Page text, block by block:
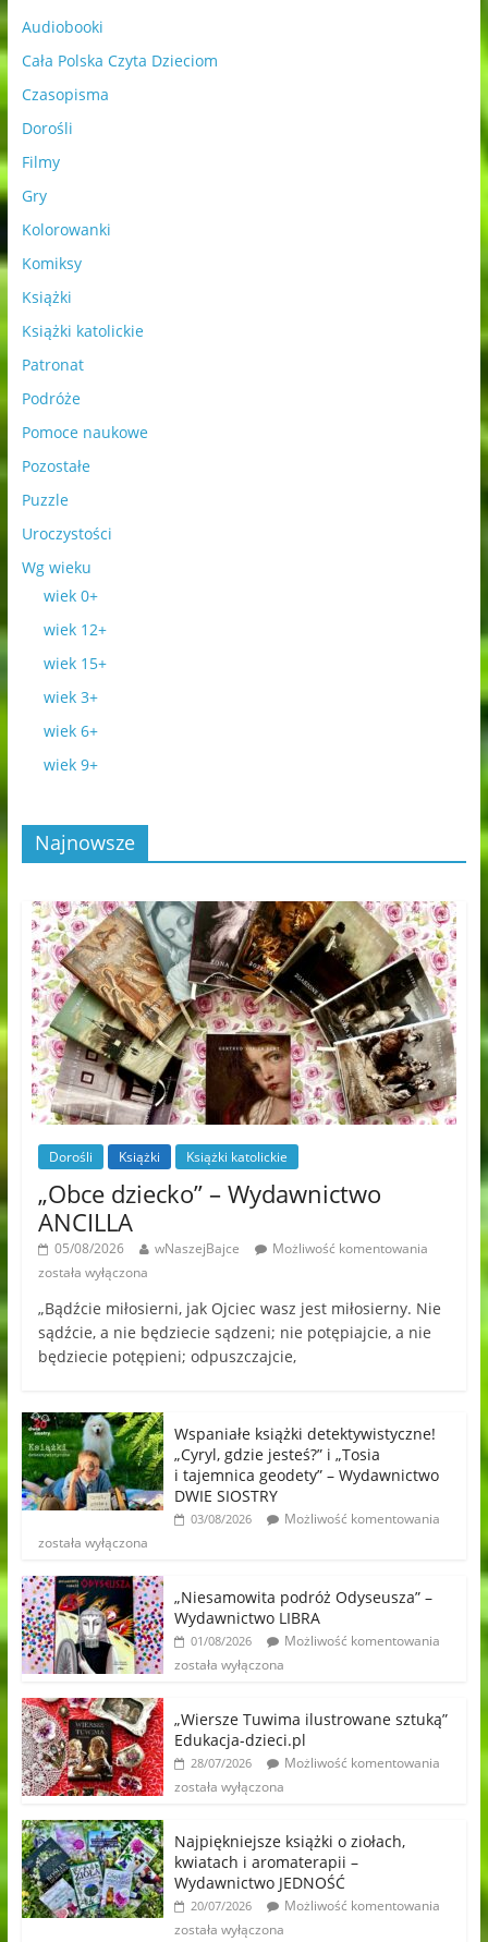
Audiobooki
Cała Polska Czyta Dzieciom
Czasopisma
Dorośli
Filmy
Gry
Kolorowanki
Komiksy
Książki
Książki katolickie
Patronat
Podróże
Pomoce naukowe
Pozostałe
Puzzle
Uroczystości
Wg wieku
wiek 0+
wiek 12+
wiek 15+
wiek 3+
wiek 6+
wiek 9+
Najnowsze
Dorośli Książki Książki katolickie
„Obce dziecko” – Wydawnictwo
ANCILLA
05/08/2026 wNaszejBajce
Możliwość komentowania
została wyłączona
„Bądźcie miłosierni, jak Ojciec wasz jest miłosierny. Nie
sądźcie, a nie będziecie sądzeni; nie potępiajcie, a nie
będziecie potępieni; odpuszczajcie,
Wspaniałe książki detektywistyczne!
„Cyryl, gdzie jesteś?” i „Tosia
i tajemnica geodety” – Wydawnictwo
DWIE SIOSTRY
03/08/2026
Możliwość komentowania
została wyłączona
„Niesamowita podróż Odyseusza” –
Wydawnictwo LIBRA
01/08/2026
Możliwość komentowania
została wyłączona
„Wiersze Tuwima ilustrowane sztuką”
Edukacja-dzieci.pl
28/07/2026
Możliwość komentowania
została wyłączona
Najpiękniejsze książki o ziołach,
kwiatach i aromaterapii –
Wydawnictwo JEDNOŚĆ
20/07/2026
Możliwość komentowania
została wyłączona